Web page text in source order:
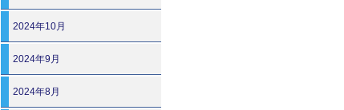
2024年10月
2024年9月
2024年8月